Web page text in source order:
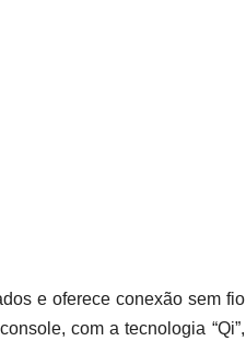
e oferece conexão sem fio
com a tecnologia “Qi”,